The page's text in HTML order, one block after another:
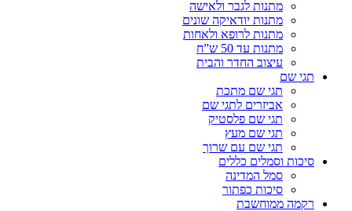
מתנות לגבר ולאישה
מתנות יודאיקה שונים
מתנות לרופא ולאחות
מתנות עד 50 ש”ח
עיצוב החדר והבית
תגי שם
תגי שם מתכת
אביזרים לתגי שם
תגי שם פלסטיק
תגי שם מעץ
תגי שם עם שרוך
סיכות וסמלים כללים
סמל המדינה
סיכות כפתור
רקמה ממוחשבת